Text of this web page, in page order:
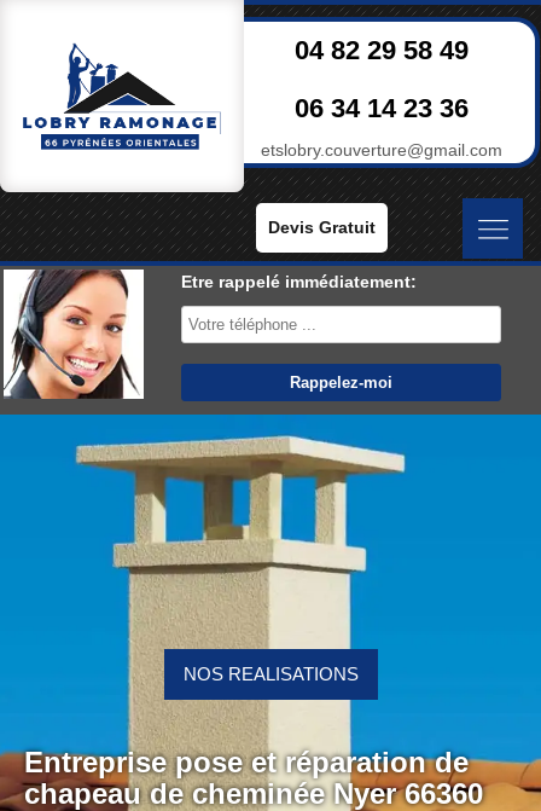
04 82 29 58 49
06 34 14 23 36
etslobry.couverture@gmail.com
Devis Gratuit
Etre rappelé immédiatement:
Entreprise pose et réparation de
chapeau de cheminée Nyer 66360
NOS REALISATIONS